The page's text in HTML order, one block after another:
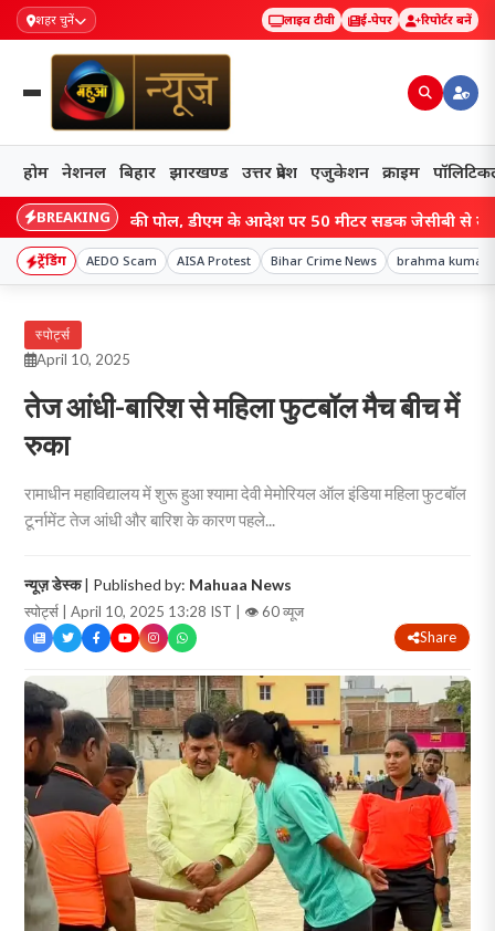
शहर चुनें लाइव टीवी ई-पेपर रिपोर्टर बनें
होम नेशनल बिहार झारखण्ड उत्तर प्रदेश एजुकेशन क्राइम
BREAKING
निर्माण की पोल, डीएम के आदेश पर 50 मीटर सड़क जेसीबी से उखाड़ी
ट्रेंडिंग AEDO Scam AISA Protest Bihar Crime News brahma
स्पोर्ट्स
April 10, 2025
तेज आंधी-बारिश से महिला फुटबॉल मैच बीच में
रुका
रामाधीन महाविद्यालय में शुरू हुआ श्यामा देवी मेमोरियल ऑल इंडिया महिला फुटबॉल
टूर्नामेंट तेज आंधी और बारिश के कारण पहले...
न्यूज़ डेस्क| Published by: Mahuaa News
स्पोर्ट्स | April 10, 2025 13:28 IST | 👁 60 व्यूज
Share